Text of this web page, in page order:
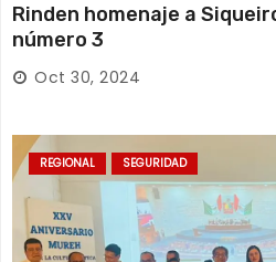
Rinden homenaje a
número 3
Oct 30, 2024
REGIONAL SEGURIDAD